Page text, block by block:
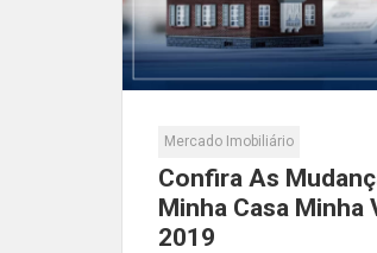
Mercado Imobiliário
Confira As
Minha Casa Minha
2019